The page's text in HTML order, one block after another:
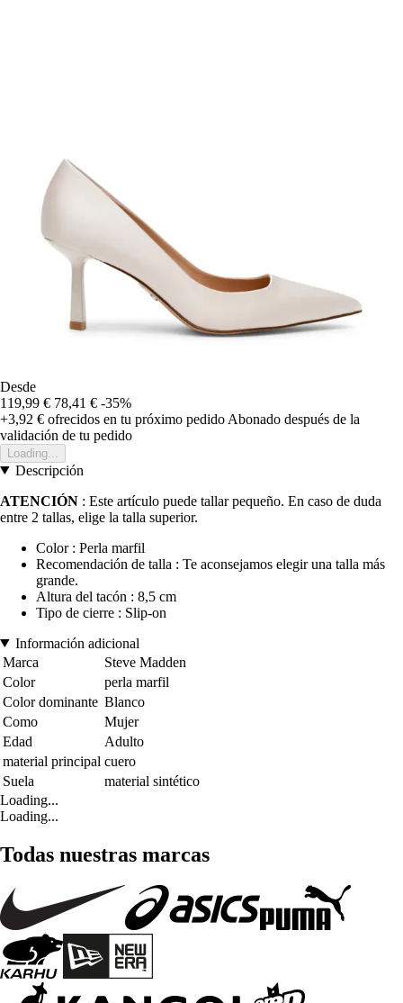
Desde
119,99 € 78,41 € -35%
+3,92 € ofrecidos en tu próximo pedido Abonado después de la
validación de tu pedido
Loading...
Descripción
ATENCIÓN : Este artículo puede tallar pequeño. En caso de duda
entre 2 tallas, elige la talla superior.
Color : Perla marfil
Recomendación de talla : Te aconsejamos elegir una talla más
grande.
Altura del tacón : 8,5 cm
Tipo de cierre : Slip-on
Información adicional
Marca
Steve Madden
Color
perla marfil
Color dominante Blanco
Como
Mujer
Edad
Adulto
material principal cuero
Suela
material sintético
Loading...
Loading...
Todas nuestras marcas